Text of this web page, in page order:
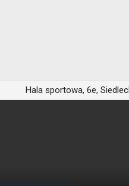
Hala sportowa, 6e,